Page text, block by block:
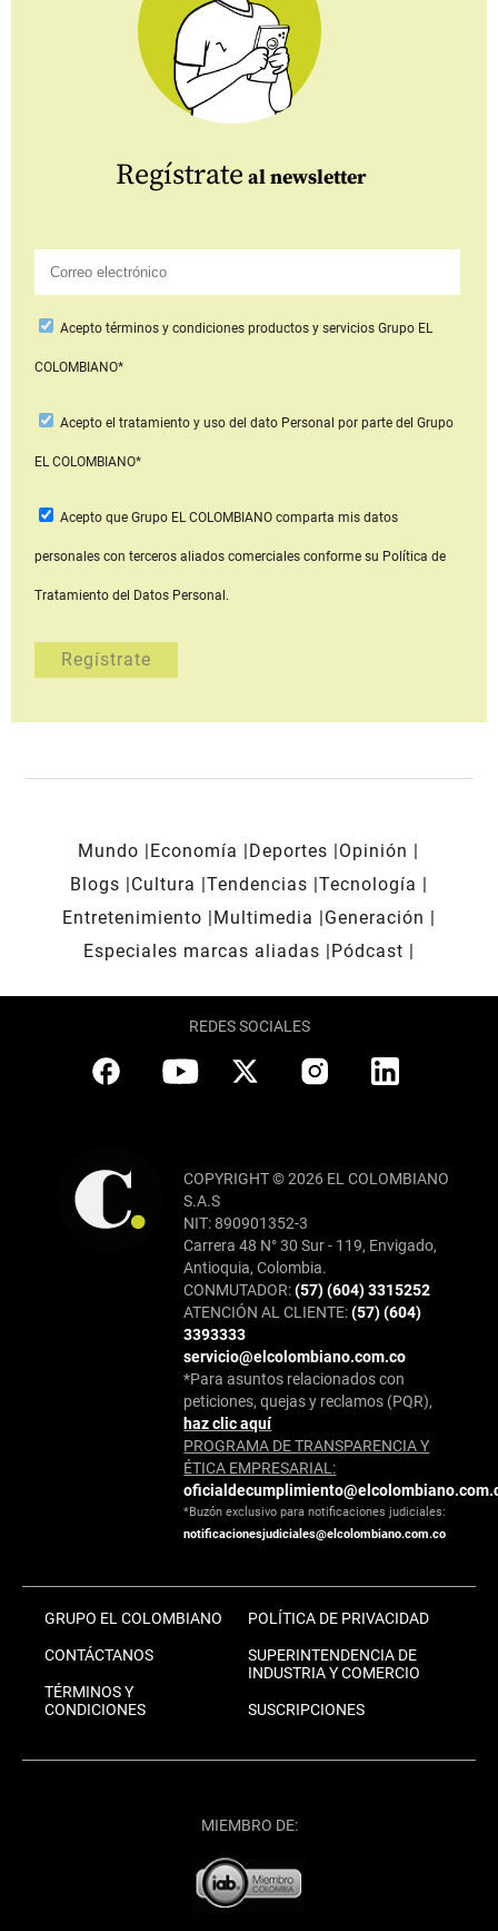
Regístrate al newsletter
Aceptotérminos y condiciones productos y serviciosGrupo EL
COLOMBIANO*
Acepto el tratamiento y uso del dato Personal por parte del Grupo
EL COLOMBIANO*
Acepto que Grupo EL COLOMBIANOcomparta mis datos
personales con terceros aliados comerciales conforme su Política de
Tratamiento del Datos Personal.
Mundo Economía Deportes
Opinión
Blogs
Cultura Tendencias Tecnología
Entretenimiento
Multimedia
Generación
Especiales marcas aliadas
Pódcast
REDES SOCIALES
COPYRIGHT © 2026 EL COLOMBIANO
S.A.S
NIT: 890901352-3
Carrera 48 N° 30 Sur - 119, Envigado,
Antioquia, Colombia.
CONMUTADOR:(57) (604) 3315252
ATENCIÓN AL CLIENTE:(57) (604)
3393333
servicio@elcolombiano.com.co
*Para asuntos relacionados con
peticiones, quejas y reclamos (PQR),
haz clic aquí
PROGRAMA DE TRANSPARENCIA Y
ÉTICA EMPRESARIAL:
*Buzón exclusivo para notificaciones judiciales:
notificacionesjudiciales@elcolombiano.com.co
GRUPO EL COLOMBIANO
CONTÁCTANOS
TÉRMINOS Y
CONDICIONES
POLÍTICA DE PRIVACIDAD
SUPERINTENDENCIA DE
INDUSTRIA Y COMERCIO
SUSCRIPCIONES
MIEMBRO DE: